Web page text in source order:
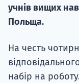
учнів вищих
Польща.
На честь
набір на